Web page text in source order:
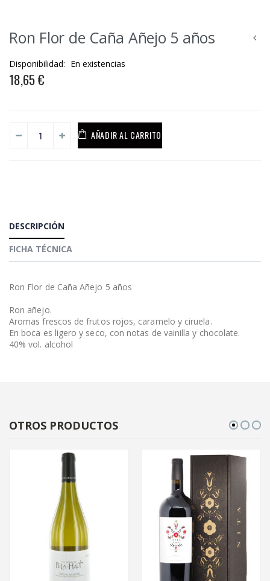
Ron Flor de Caña Añejo 5 años
Disponibilidad: En existencias
18,65 €
AÑADIR AL CARRITO
DESCRIPCIÓN
FICHA TÉCNICA
Ron Flor de Caña Añejo 5 años
Ron añejo.
Aromas frescos de frutos rojos, caramelo y ciruela.
En boca es ligero y seco, con notas de vainilla y chocolate.
40% vol. alcohol
OTROS PRODUCTOS